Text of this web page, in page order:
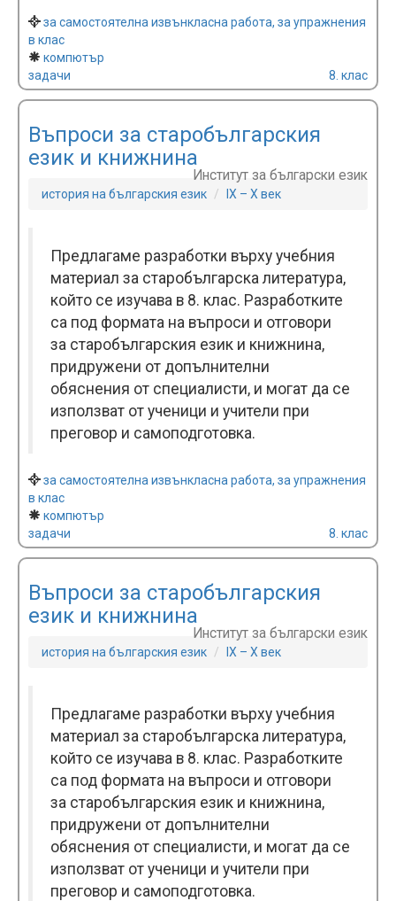
за самостоятелна извънкласна работа, за упражнения
в клас
компютър
задачи
8. клас
Въпроси за старобългарския
език и книжнина
Институт за български език
история на българския език IX – X век
Предлагаме разработки върху учебния
материал за старобългарска литература,
който се изучава в 8. клас. Разработките
са под формата на въпроси и отговори
за старобългарския език и книжнина,
придружени от допълнителни
обяснения от специалисти, и могат да се
използват от ученици и учители при
преговор и самоподготовка.
за самостоятелна извънкласна работа, за упражнения
в клас
компютър
задачи
8. клас
Въпроси за старобългарския
език и книжнина
Институт за български език
история на българския език IX – X век
Предлагаме разработки върху учебния
материал за старобългарска литература,
който се изучава в 8. клас. Разработките
са под формата на въпроси и отговори
за старобългарския език и книжнина,
придружени от допълнителни
обяснения от специалисти, и могат да се
използват от ученици и учители при
преговор и самоподготовка.